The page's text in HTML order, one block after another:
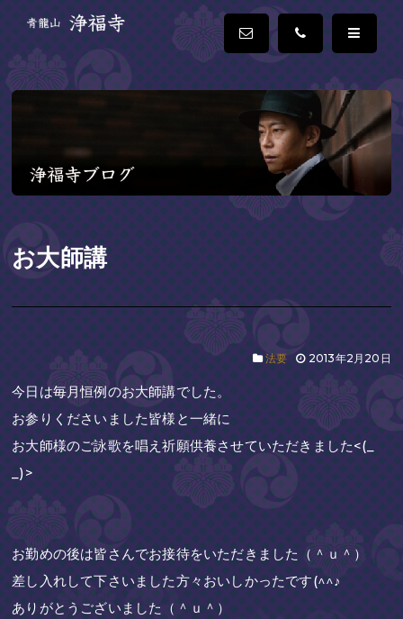
お大師講
2013年2月20日
法要
今日は毎月恒例のお大師講でした。
お参りくださいました皆様と一緒に
お大師様のご詠歌を唱え祈願供養させていただきました<(_
_)>
お勤めの後は皆さんでお接待をいただきました（＾ｕ＾）
差し入れして下さいました方々おいしかったです(^^♪
ありがとうございました（＾ｕ＾）